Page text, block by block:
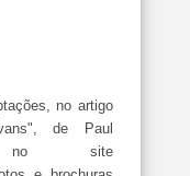
no artigo
de Paul
no site